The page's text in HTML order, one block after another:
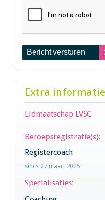
Extra informatie
Lidmaatschap LVSC
Beroepsregistratie(s):
Registercoach
sinds 27 maart 2025
Specialisaties: